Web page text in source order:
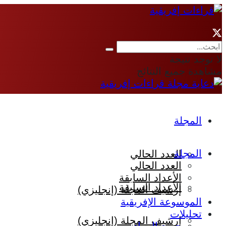
لا توجد نتيجة
مشاهدة جميع النتائج
المجلة
العدد الحالي
الأعداد السابقة
إرشيف المجلة (إنجليزي)
المجلة
العدد الحالي
الأعداد السابقة
إرشيف المجلة (إنجليزي)
الموسوعة الإفريقية
تحليلات